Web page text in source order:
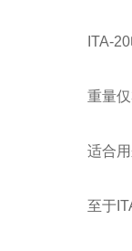
ITA-20电
重量仅
适合用来
至于